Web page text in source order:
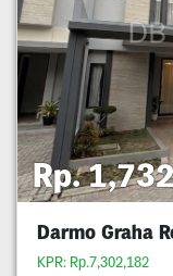
Rp.
Darmo Graha
KPR: Rp.7,302,182